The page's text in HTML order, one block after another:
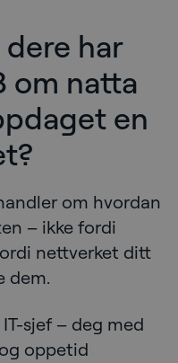
har
om natta
en
om hvordan
– ikke fordi
nettverket ditt
dem.
IT-sjef – deg med
oppetid